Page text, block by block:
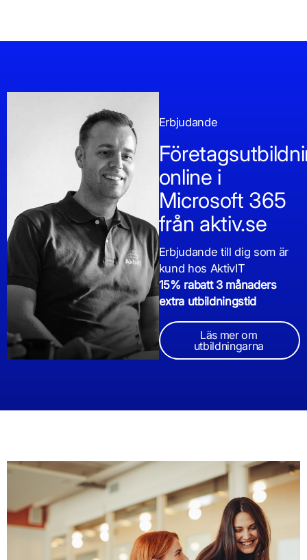
Erbjudande
online i
Microsoft 365
från aktiv.se
Erbjudande till dig som är
kund hos AktivIT
15% rabatt 3 månaders
extra utbildningstid
Läs mer om
utbildningarna